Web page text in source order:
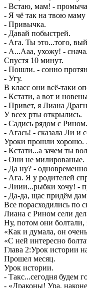
- Встаю, мам! -
- Я чё так на твою
- Привычка.
- Давай побыстрей.
- Ага. Ты это...того,
- А...Ааа, ухожу! -
Спустя 10 минут.
- Пошли. - сонно
- Угу.
В класс они всё-таки
- Кстати, а вот и
- Привет, я Лиана
У всех рты открылись.
- Садись рядом с
- Агась! - сказала Ли и
Уроки прошли хорошо.
- Кстати...а зачем ты
- Они не милированые.
- Да ну? -
- Ага. Я у родителей
- Лиии...рыбки хочу! -
- Да-да, щас придём
Все порасходились по
Лиана с Рином сели
Ну, потом они болтали,
«Как и думала, он
«С ней интересно
Глава 2:Урок истории
Прошел месяц.
Урок истории.
- Такс...сегодня будем
- «Драконы! Ура,